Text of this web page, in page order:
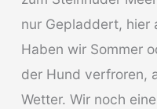
nur Gepladdert, hier
Haben wir Sommer
der Hund verfroren,
Wetter. Wir noch